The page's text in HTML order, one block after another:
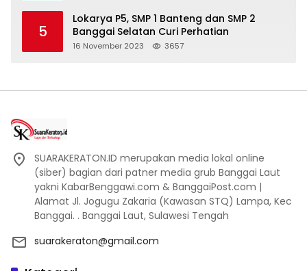
5
Lokarya P5, SMP 1 Banteng dan SMP 2
Banggai Selatan Curi Perhatian
16 November 2023 3657
SUARAKERATON.ID merupakan media lokal online
(siber) bagian dari patner media grub Banggai Laut
yakni KabarBenggawi.com & BanggaiPost.com |
Alamat Jl. Jogugu Zakaria (Kawasan STQ) Lampa, Kec
Banggai. . Banggai Laut, Sulawesi Tengah
suarakeraton@gmail.com